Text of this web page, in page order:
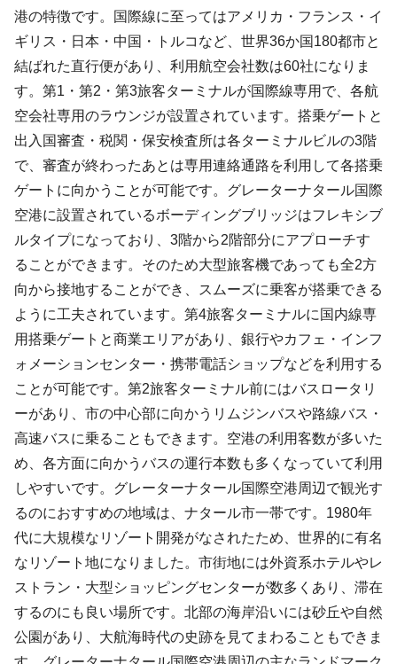
港の特徴です。国際線に至ってはアメリカ・フランス・イ
ギリス・日本・中国・トルコなど、世界36か国180都市と
結ばれた直行便があり、利用航空会社数は60社になりま
す。第1・第2・第3旅客ターミナルが国際線専用で、各航
空会社専用のラウンジが設置されています。搭乗ゲートと
出入国審査・税関・保安検査所は各ターミナルビルの3階
で、審査が終わったあとは専用連絡通路を利用して各搭乗
ゲートに向かうことが可能です。グレーターナタール国際
空港に設置されているボーディングブリッジはフレキシブ
ルタイプになっており、3階から2階部分にアプローチす
ることができます。そのため大型旅客機であっても全2方
向から接地することができ、スムーズに乗客が搭乗できる
ように工夫されています。第4旅客ターミナルに国内線専
用搭乗ゲートと商業エリアがあり、銀行やカフェ・インフ
ォメーションセンター・携帯電話ショップなどを利用する
ことが可能です。第2旅客ターミナル前にはバスロータリ
ーがあり、市の中心部に向かうリムジンバスや路線バス・
高速バスに乗ることもできます。空港の利用客数が多いた
め、各方面に向かうバスの運行本数も多くなっていて利用
しやすいです。グレーターナタール国際空港周辺で観光す
るのにおすすめの地域は、ナタール市一帯です。1980年
代に大規模なリゾート開発がなされたため、世界的に有名
なリゾート地になりました。市街地には外資系ホテルやレ
ストラン・大型ショッピングセンターが数多くあり、滞在
するのにも良い場所です。北部の海岸沿いには砂丘や自然
公園があり、大航海時代の史跡を見てまわることもできま